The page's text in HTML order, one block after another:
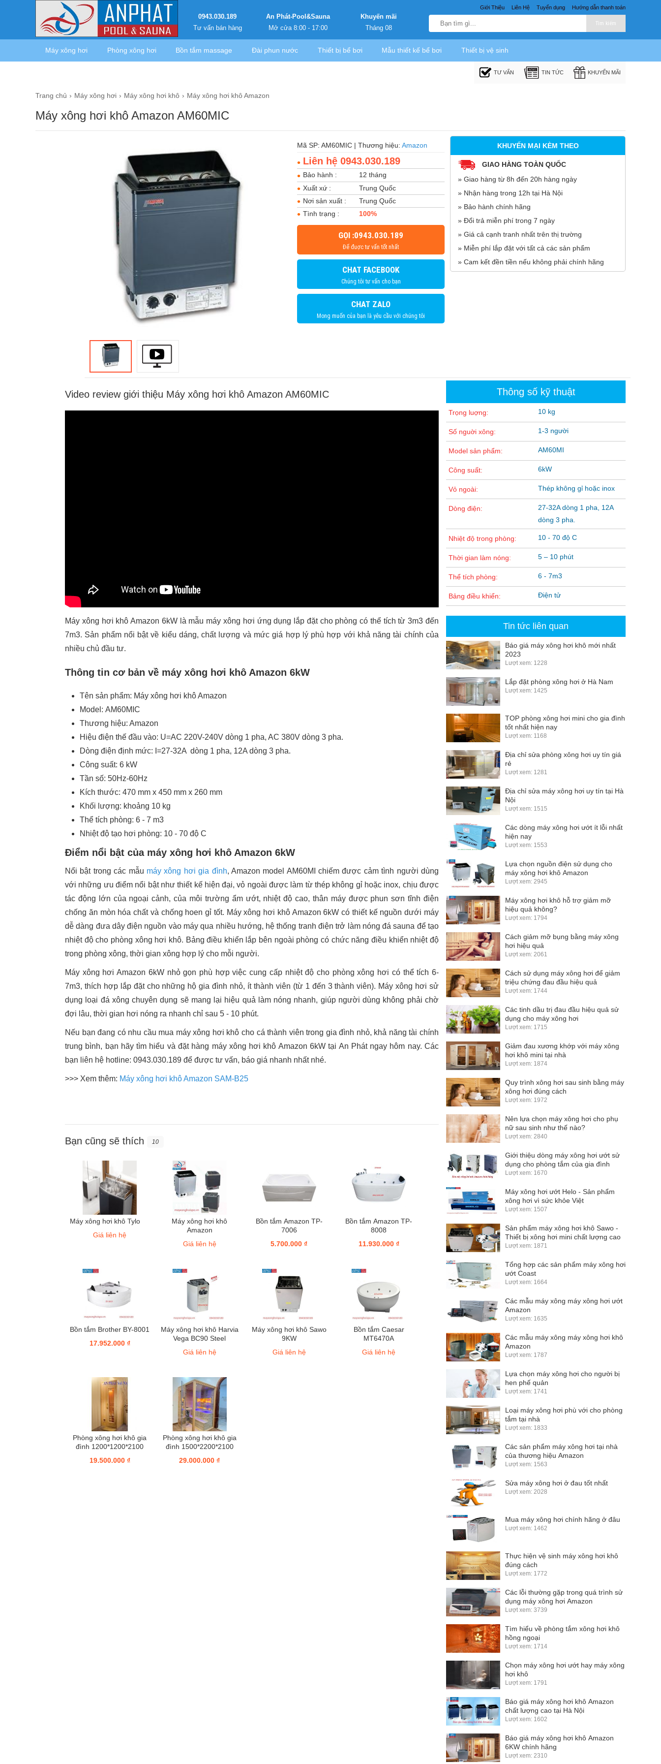
Giới Thiệu Liên Hệ Tuyển dụng Hướng dẫn thanh toán
0943.030.189
Tư vấn bán hàng
An Phát-Pool&Sauna
Mở cửa 8:00 - 17:00
Khuyến mãi
Tháng 08
Tìm kiếm
Máy xông hơi Phòng xông hơi Bồn tắm massage Đài phun nước Thiết bị bể bơi Mẫu thiết kế bể bơi Thiết bị vệ sinh
TƯ VẤN TIN TỨC KHUYẾN MÃI
Trang chủ Máy xông hơi Máy xông hơi khô Máy xông hơi khô Amazon
Máy xông hơi khô Amazon AM60MIC
Mã SP: AM60MIC | Thương hiệu: Amazon
Liên hệ 0943.030.189
Bảo hành :
12 tháng
Xuất xứ :
Trung Quốc
Nơi sản xuất :
Trung Quốc
Tình trạng :
100%
GỌI :0943.030.189
Để đuợc tư vấn tốt nhất
CHAT FACEBOOK
Chúng tôi tư vấn cho bạn
CHAT ZALO
Mong muốn của bạn là yêu cầu với chúng tôi
KHUYẾN MẠI KÈM THEO
GIAO HÀNG TOÀN QUỐC
» Giao hàng từ 8h đến 20h hàng ngày
» Nhận hàng trong 12h tại Hà Nội
» Bảo hành chính hãng
» Đổi trả miễn phí trong 7 ngày
» Giá cả cạnh tranh nhất trên thị trường
» Miễn phí lắp đặt với tất cả các sản phẩm
» Cam kết đền tiền nếu không phải chính hãng
Video review giới thiệu Máy xông hơi khô Amazon AM60MIC
Máy xông hơi khô Amazon 6kW là mẫu máy xông hơi ứng dụng lắp đặt cho phòng có thể tích từ 3m3 đến
7m3. Sản phẩm nổi bật về kiểu dáng, chất lượng và mức giá hợp lý phù hợp với khả năng tài chính của
nhiều chủ đầu tư.
Thông tin cơ bản về máy xông hơi khô Amazon 6kW
Tên sản phẩm: Máy xông hơi khô Amazon
Model: AM60MIC
Thương hiệu: Amazon
Hiệu điện thế đầu vào: U=AC 220V-240V dòng 1 pha, AC 380V dòng 3 pha.
Dòng điện định mức: I=27-32A dòng 1 pha, 12A dòng 3 pha.
Công suất: 6 kW
Tần số: 50Hz-60Hz
Kích thước: 470 mm x 450 mm x 260 mm
Khối lượng: khoảng 10 kg
Thể tích phòng: 6 - 7 m3
Nhiệt độ tạo hơi phòng: 10 - 70 độ C
Điểm nổi bật của máy xông hơi khô Amazon 6kW
Nổi bật trong các mẫu máy xông hơi gia đình, Amazon model AM60MI chiếm được cảm tình người dùng
với những ưu điểm nổi bật như thiết kế hiện đại, vỏ ngoài được làm từ thép không gỉ hoặc inox, chịu được
tác động lớn của ngoại cảnh, của môi trường ẩm ướt, nhiệt độ cao, thân máy được phun sơn tĩnh điện
chống ăn mòn hóa chất và chống hoen gỉ tốt. Máy xông hơi khô Amazon 6kW có thiết kế nguồn dưới máy
dễ dàng đưa dây điện nguồn vào máy qua nhiều hướng, hệ thống tranh điện trở làm nóng đá sauna để tạo
nhiệt độ cho phòng xông hơi khô. Bảng điều khiển lắp bên ngoài phòng có chức năng điều khiển nhiệt độ
trong phòng xông, thời gian xông hợp lý cho mỗi người.
Máy xông hơi Amazon 6kW nhỏ gọn phù hợp việc cung cấp nhiệt độ cho phòng xông hơi có thể tích 6-
7m3, thích hợp lắp đặt cho những hộ gia đình nhỏ, ít thành viên (từ 1 đến 3 thành viên). Máy xông hơi sử
dụng loại đá xông chuyên dụng sẽ mang lại hiệu quả làm nóng nhanh, giúp người dùng không phải chờ
đợi lâu, thời gian hơi nóng ra nhanh chỉ sau 5 - 10 phút.
Nếu bạn đang có nhu cầu mua máy xông hơi khô cho cá thành viên trong gia đình nhỏ, khả năng tài chính
trung bình, bạn hãy tìm hiểu và đặt hàng máy xông hơi khô Amazon 6kW tại An Phát ngay hôm nay. Các
bạn liên hệ hotline: 0943.030.189 để được tư vấn, báo giá nhanh nhất nhé.
>>> Xem thêm: Máy xông hơi khô Amazon SAM-B25
Bạn cũng sẽ thích 10
Máy xông hơi khô Tylo
Giá liên hệ
Máy xông hơi khô
Amazon
Giá liên hệ
Bồn tắm Amazon TP-
7006
5.700.000 ₫
Bồn tắm Amazon TP-
8008
11.930.000 ₫
Bồn tắm Brother BY-8001
17.952.000 ₫
Máy xông hơi khô Harvia
Vega BC90 Steel
Giá liên hệ
Máy xông hơi khô Sawo
9KW
Giá liên hệ
Bồn tắm Caesar
MT6470A
Giá liên hệ
Phòng xông hơi khô gia
đình 1200*1200*2100
19.500.000 ₫
Phòng xông hơi khô gia
đình 1500*2200*2100
29.000.000 ₫
Thông số kỹ thuật
Trọng luợng: 10 kg
Số nguời xông: 1-3 người
Model sản phẩm: AM60MI
Công suất: 6kW
Vỏ ngoài: Thép không gỉ hoặc inox
Dòng điện:
27-32A dòng 1 pha, 12A
dòng 3 pha.
Nhiệt độ trong phòng: 10 - 70 độ C
Thời gian làm nóng: 5 – 10 phút
Thể tích phòng: 6 - 7m3
Bảng điều khiển: Điện tử
Tin tức liên quan
Báo giá máy xông hơi khô mới nhất
2023
Lượt xem: 1228
Lắp đặt phòng xông hơi ở Hà Nam
Lượt xem: 1425
TOP phòng xông hơi mini cho gia đình
tốt nhất hiện nay
Lượt xem: 1168
Địa chỉ sửa phòng xông hơi uy tín giá
rẻ
Lượt xem: 1281
Địa chỉ sửa máy xông hơi uy tín tại Hà
Nội
Lượt xem: 1515
Các dòng máy xông hơi ướt ít lỗi nhất
hiện nay
Lượt xem: 1553
Lựa chọn nguồn điện sử dụng cho
máy xông hơi khô Amazon
Lượt xem: 2945
Máy xông hơi khô hỗ trợ giảm mỡ
hiệu quả không?
Lượt xem: 1794
Cách giảm mỡ bụng bằng máy xông
hơi hiệu quả
Lượt xem: 2061
Cách sử dụng máy xông hơi để giảm
triệu chứng đau đầu hiệu quả
Lượt xem: 1744
Các tinh dầu trị đau đầu hiệu quả sử
dụng cho máy xông hơi
Lượt xem: 1715
Giảm đau xương khớp với máy xông
hơi khô mini tại nhà
Lượt xem: 1874
Quy trình xông hơi sau sinh bằng máy
xông hơi đúng cách
Lượt xem: 1972
Nên lựa chọn máy xông hơi cho phụ
nữ sau sinh như thế nào?
Lượt xem: 2840
Giới thiệu dòng máy xông hơi ướt sử
dụng cho phòng tắm của gia đình
Lượt xem: 1670
Máy xông hơi ướt Helo - Sản phẩm
xông hơi vì sức khỏe Việt
Lượt xem: 1507
Sản phẩm máy xông hơi khô Sawo -
Thiết bị xông hơi mini chất lượng cao
Lượt xem: 1871
Tổng hợp các sản phẩm máy xông hơi
ướt Coast
Lượt xem: 1664
Các mẫu máy xông máy xông hơi ướt
Amazon
Lượt xem: 1635
Các mẫu máy xông máy xông hơi khô
Amazon
Lượt xem: 1787
Lựa chọn máy xông hơi cho người bị
hen phế quản
Lượt xem: 1741
Loại máy xông hơi phù với cho phòng
tắm tại nhà
Lượt xem: 1833
Các sản phẩm máy xông hơi tại nhà
của thương hiệu Amazon
Lượt xem: 1563
Sửa máy xông hơi ở đau tốt nhất
Lượt xem: 2028
Mua máy xông hơi chính hãng ở đâu
Lượt xem: 1462
Thực hiện vệ sinh máy xông hơi khô
đúng cách
Lượt xem: 1772
Các lỗi thường gặp trong quá trình sử
dụng máy xông hơi Amazon
Lượt xem: 3739
Tìm hiểu về phòng tắm xông hơi khô
hồng ngoại
Lượt xem: 1714
Chọn máy xông hơi ướt hay máy xông
hơi khô
Lượt xem: 1791
Báo giá máy xông hơi khô Amazon
chất lượng cao tại Hà Nội
Lượt xem: 1602
Báo giá máy xông hơi khô Amazon
6KW chính hãng
Lượt xem: 2310